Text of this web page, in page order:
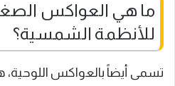
ما هي العواكس
للأنظمة الشمسية؟
تسمى أيضاً بالعواكس